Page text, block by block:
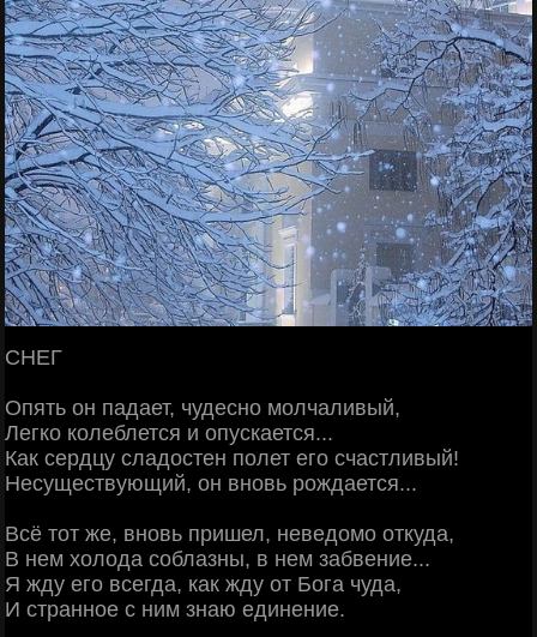
СНЕГ
Опять он падает, чудесно молчаливый,
Легко колеблется и опускается...
Как сердцу сладостен полет его счастливый!
Несуществующий, он вновь рождается...
Всё тот же, вновь пришел, неведомо откуда,
В нем холода соблазны, в нем забвение...
Я жду его всегда, как жду от Бога чуда,
И странное с ним знаю единение.